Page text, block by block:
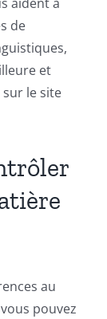
de
et
le site
au
pouvez